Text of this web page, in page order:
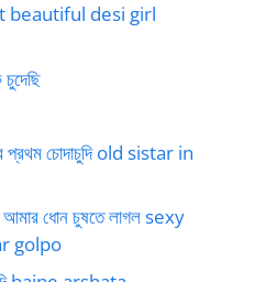
6t beautiful desi girl
প্রথম চোদাচুদি old sistar in
আমার ধোন চুষতে লাগল sexy
golpo